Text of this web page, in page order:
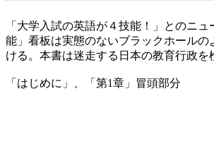
「大学入試の英語が４技能！」とのニ
能」看板は実態のないブラックホール
ける。本書は迷走する日本の教育行政を
「はじめに」、「第1章」冒頭部分